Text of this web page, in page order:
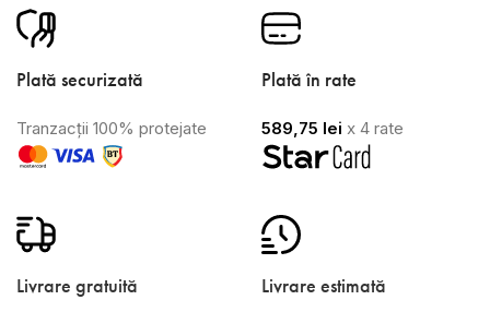
Plată securizată
Tranzacții 100% protejate
Plată în rate
589,75 lei x 4 rate
Livrare gratuită Livrare estimată